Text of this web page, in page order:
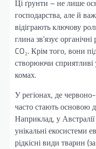
Ці ґрунти – не лише
господарства, але й
відіграють ключову
глина зв’язує
CO₂. Крім того, вони
створюючи сприятливі
комах.
У регіонах, де
часто стають основою
Наприклад, у
унікальні екосистеми
рідкісні види тварин